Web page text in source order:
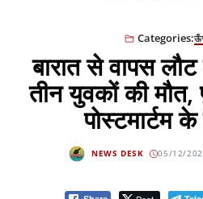
Categories:
बारात से वापस
तीन युवकों की
पोस्टमार्टम
NEWS DESK 05/12/